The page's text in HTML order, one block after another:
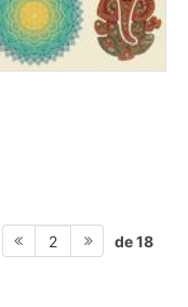
2 de 18